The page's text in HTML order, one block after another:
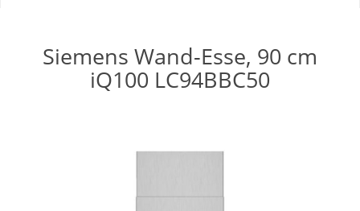
Siemens Wand-Esse, 90 cm
iQ100 LC94BBC50